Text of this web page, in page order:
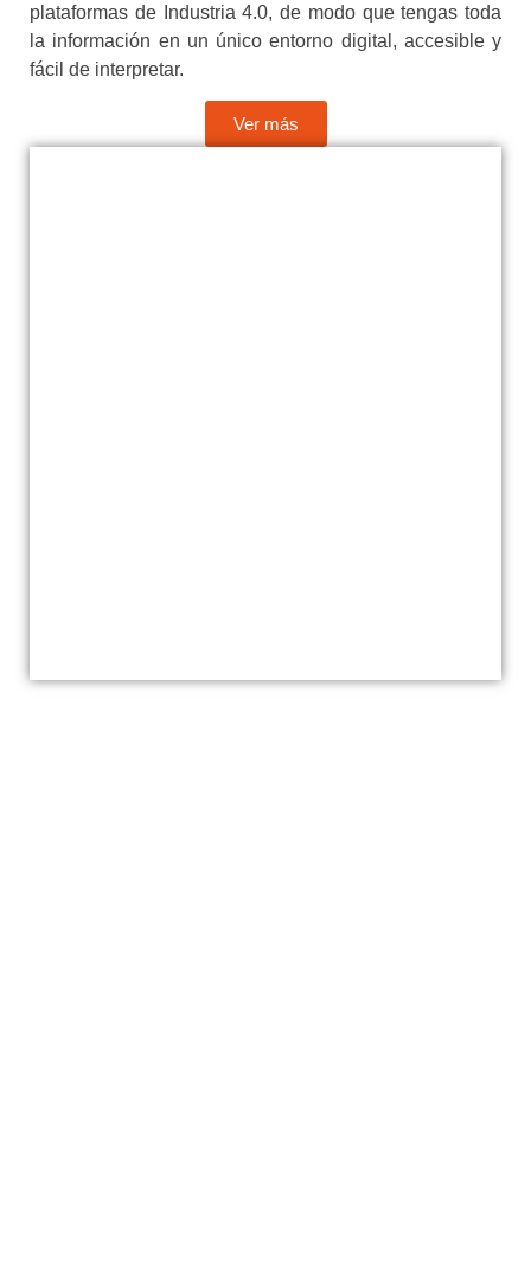
plataformas de Industria 4.0, de modo que tengas toda
la información en un único entorno digital, accesible y
fácil de interpretar.
Ver más